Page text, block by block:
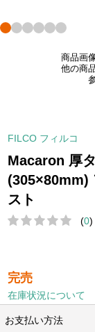
商品画
他の商
FILCO フィルコ
Macaron 厚
(305×80mm)
スト
(0)
完売
在庫状況について
お支払い方法